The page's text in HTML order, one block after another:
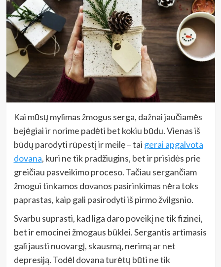
Kai mūsų mylimas žmogus serga, dažnai jaučiamės
bejėgiai ir norime padėti bet kokiu būdu. Vienas iš
būdų parodyti rūpestį ir meilę – tai gerai apgalvota
dovana, kuri ne tik pradžiugins, bet ir prisidės prie
greičiau pasveikimo proceso. Tačiau sergančiam
žmogui tinkamos dovanos pasirinkimas nėra toks
paprastas, kaip gali pasirodyti iš pirmo žvilgsnio.
Svarbu suprasti, kad liga daro poveikį ne tik fizinei,
bet ir emocinei žmogaus būklei. Sergantis artimasis
gali jausti nuovargį, skausmą, nerimą ar net
depresiją. Todėl dovana turėtų būti ne tik